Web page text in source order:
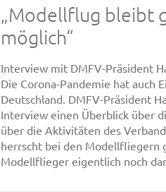
„Modellflug bleibt
möglich“
Interview mit DMFV-Präsident
Die Corona-Pandemie hat auch
Deutschland. DMFV-Präsident
Interview einen Überblick über
über die Aktivitäten des
herrscht bei den Modellfliegern
Modellflieger eigentlich noch